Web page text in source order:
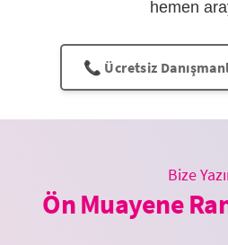
hemen
📞 Ücretsiz
Bize
Ön Muayene